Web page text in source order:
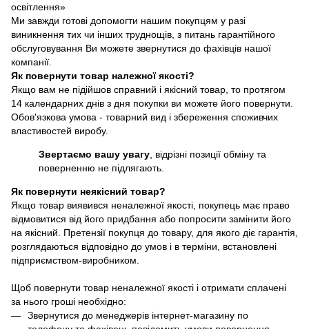
освітлення»
Ми завжди готові допомогти нашим покупцям у разі
виникнення тих чи інших труднощів, з питань гарантійного
обслуговування Ви можете звернутися до фахівців нашої
компанії.
Як повернути товар належної якості?
Якщо вам не підійшов справний і якісний товар, то протягом
14 календарних днів з дня покупки ви можете його повернути.
Обов'язкова умова - товарний вид і збереження споживчих
властивостей виробу.
Звертаємо вашу увагу, відрізні позиції обміну та
поверненню не підлягають.
Як повернути неякісний товар?
Якщо товар виявився неналежної якості, покупець має право
відмовитися від його придбання або попросити замінити його
на якісний. Претензії покупця до товару, для якого діє гарантія,
розглядаються відповідно до умов і в терміни, встановлені
підприємством-виробником.
Щоб повернути товар неналежної якості і отримати сплачені
за нього гроші необхідно:
Звернутися до менеджерів інтернет-магазину по